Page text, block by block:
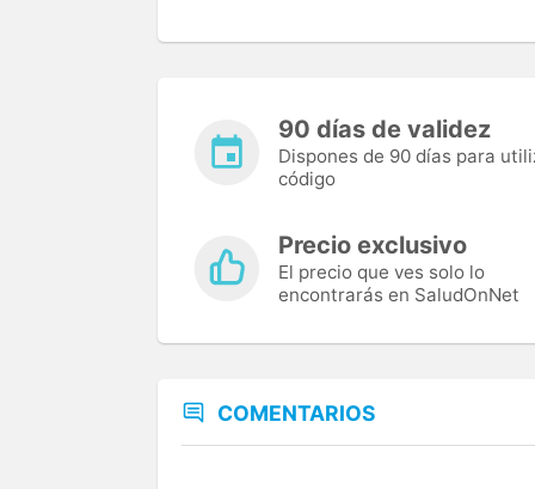
90 días de validez
Dispones de 90 días para
código
Precio exclusivo
El precio que ves solo lo
encontrarás en SaludOnNet
COMENTARIOS